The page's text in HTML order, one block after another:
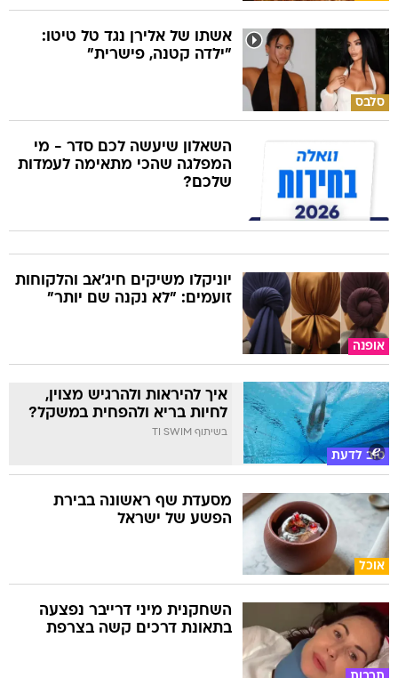
סלבס
אשתו של אלירן נגד טל טיטו:
"ילדה קטנה, פישרית"
השאלון שיעשה לכם סדר - מי
המפלגה שהכי מתאימה לעמדות
שלכם?
אופנה
יוניקלו משיקים חיג'אב והלקוחות
זועמים: "לא נקנה שם יותר"
טוב לדעת
איך להיראות ולהרגיש מצוין,
לחיות בריא ולהפחית במשקל?
בשיתוף TI SWIM
אוכל
מסעדת שף ראשונה בבירת
הפשע של ישראל
השחקנית מיני דרייבר נפצעה
בתאונת דרכים קשה בצרפת